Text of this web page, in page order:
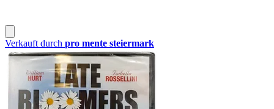
Verkauft durch pro mente steiermark